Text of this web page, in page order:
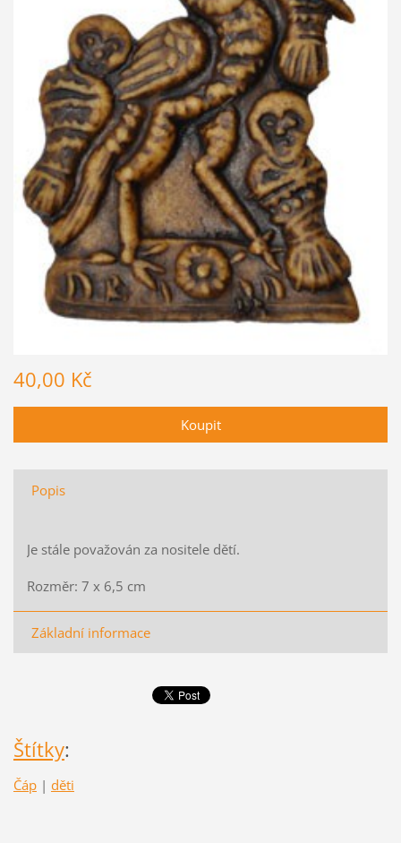
40,00 Kč
Popis
Je stále považován za nositele dětí.
Rozměr: 7 x 6,5 cm
Základní informace
Štítky:
Čáp | děti